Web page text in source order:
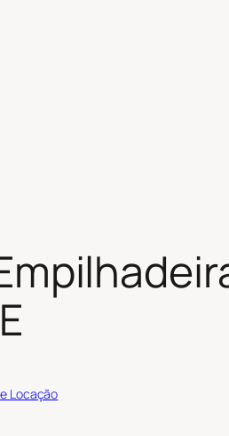
Locação